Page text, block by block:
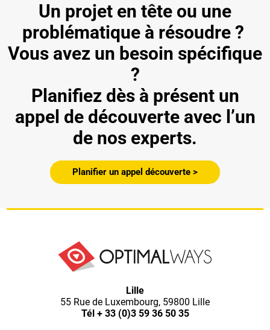
Un projet en tête ou une
problématique à résoudre ?
Vous avez un besoin spécifique
?
Planifiez dès à présent un
appel de découverte avec l’un
de nos experts.
Planifier un appel découverte >
Lille
55 Rue de Luxembourg, 59800 Lille
Tél + 33 (0)3 59 36 50 35